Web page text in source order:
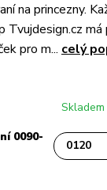
na princezny.
Tvujdesign.cz
pro m... celý
0090-